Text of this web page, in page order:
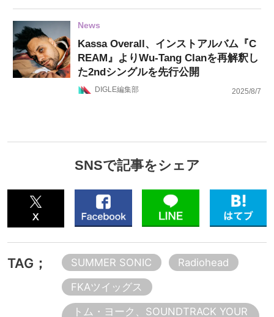
News
Kassa Overall、インストアルバム『C
REAM』よりWu-Tang Clanを再解釈し
た2ndシングルを先行公開
DIGLE編集部 2025/8/7
SNSで記事をシェア
TAG； SUMMER SONIC
Radiohead
FKAツイッグス
トム・ヨーク、SOUNDTRACK YOUR